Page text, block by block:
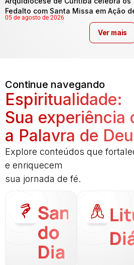
Fedalto com Santa Missa em Ação
05 de agosto de 2026
Ver mais
Continue navegando
Espiritualidade:
Sua experiência
a Palavra de
Explore conteúdos que
e enriquecem
sua jornada de fé.
Santo
do
Dia